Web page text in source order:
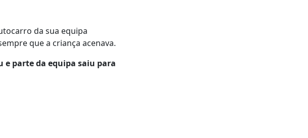
da sua equipa
que a criança acenava.
e parte da equipa saiu para